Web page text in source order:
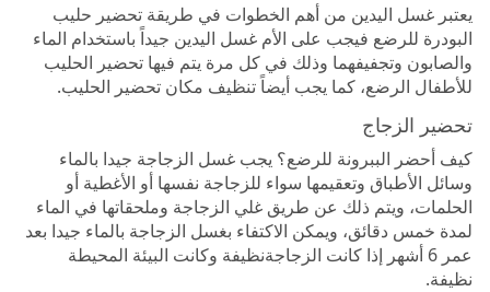
يعتبر غسل اليدين من أهم الخطوات في طريقة تحضير حليب
البودرة للرضع فيجب على الأم غسل اليدين جيداً باستخدام الماء
والصابون وتجفيفهما وذلك في كل مرة يتم فيها تحضير الحليب
للأطفال الرضع، كما يجب أيضاً تنظيف مكان تحضير الحليب.
تحضير الزجاج
كيف أحضر الببرونة للرضع؟ يجب غسل الزجاجة جيدا بالماء
وسائل الأطباق وتعقيمها سواء للزجاجة نفسها أو الأغطية أو
الحلمات، ويتم ذلك عن طريق غلي الزجاجة وملحقاتها في الماء
لمدة خمس دقائق، ويمكن الاكتفاء بغسل الزجاجة بالماء جيدا بعد
عمر 6 أشهر إذا كانت الزجاجةنظيفة وكانت البيئة المحيطة
نظيفة.